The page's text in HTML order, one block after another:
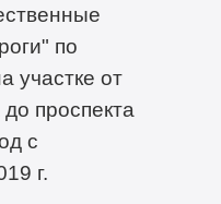
по
участке от
проспекта
с
г.